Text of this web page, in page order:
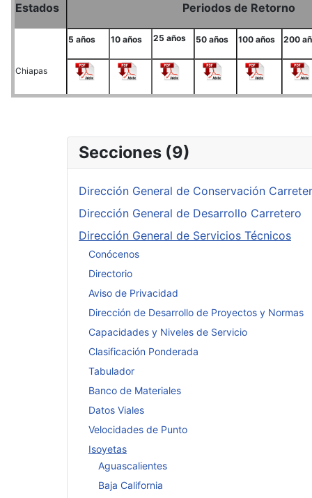
Estados Periodos de Retorno
5 años 10 años 25 años 50 años 100 años 200
Chiapas
Secciones (9)
Dirección General de Conservación
Dirección General de Desarrollo Carretero
Dirección General de Servicios Técnicos
Conócenos
Directorio
Aviso de Privacidad
Dirección de Desarrollo de Proyectos y Normas
Capacidades y Niveles de Servicio
Clasificación Ponderada
Tabulador
Banco de Materiales
Datos Viales
Velocidades de Punto
Isoyetas
Aguascalientes
Baja California